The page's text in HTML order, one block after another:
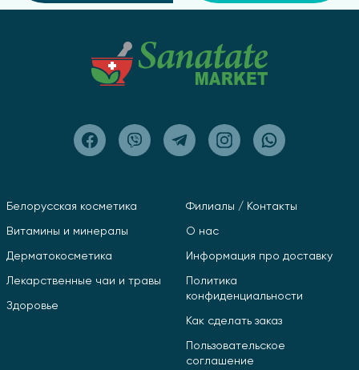
Белорусская косметика
Витамины и минералы
Дерматокосметика
Лекарственные чаи и травы
Здоровье
Филиалы / Контакты
О нас
Информация про доставку
Политика
конфиденциальности
Как сделать заказ
Пользовательское
соглашение